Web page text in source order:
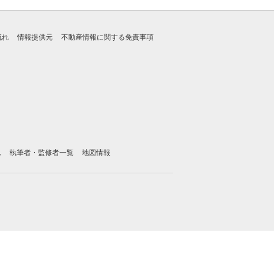
れ 情報提供元 不動産情報に関する免責事項
執筆者・監修者一覧 地図情報